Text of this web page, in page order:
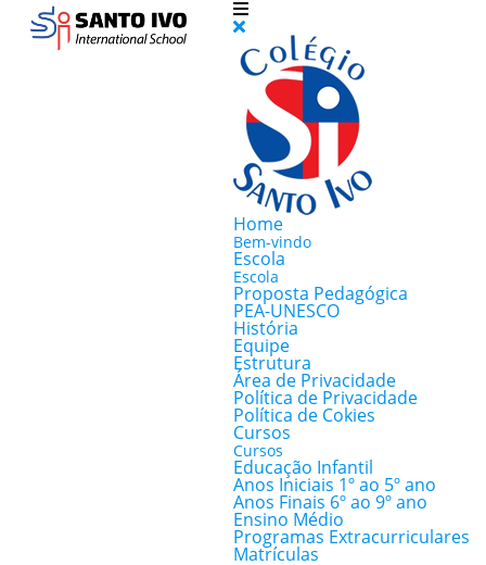
Home
Bem-vindo
Escola
Escola
Proposta Pedagógica
PEA-UNESCO
História
Equipe
Estrutura
Área de Privacidade
Política de Privacidade
Política de Cokies
Cursos
Cursos
Educação Infantil
Anos Iniciais 1º ao 5º ano
Anos Finais 6º ao 9º ano
Ensino Médio
Programas Extracurriculares
Matrículas